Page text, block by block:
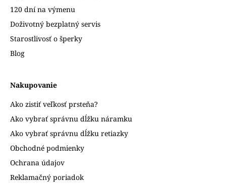
120 dní na výmenu
Doživotný bezplatný servis
Starostlivosť o šperky
Blog
Nakupovanie
Ako zistiť veľkosť prsteňa?
Ako vybrať správnu dĺžku náramku
Ako vybrať správnu dĺžku retiazky
Obchodné podmienky
Ochrana údajov
Reklamačný poriadok